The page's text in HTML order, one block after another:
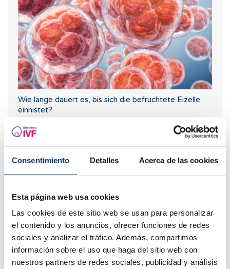
Consentimiento Detalles Acerca de las cookies
Esta página web usa cookies
Las cookies de este sitio web se usan para personalizar
el contenido y los anuncios, ofrecer funciones de redes
sociales y analizar el tráfico. Además, compartimos
información sobre el uso que haga del sitio web con
nuestros partners de redes sociales, publicidad y análisis
Wie lange dauert es, bis sich die befruchtete Eizelle
einnistet?
Welche Werte deuten auf eine niedrige Ovarialreserve
hin?